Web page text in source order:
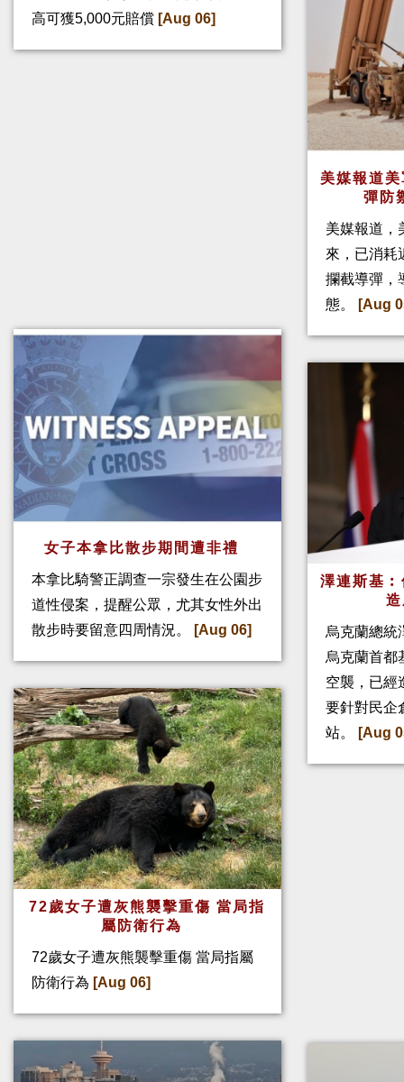
高可獲5,000元賠償 [Aug 06]
女子本拿比散步期間遭非禮
本拿比騎警正調查一宗發生在公園步
道性侵案，提醒公眾，尤其女性外出
散步時要留意四周情況。
[Aug 06]
72歲女子遭灰熊襲擊重傷 當局指
屬防衛行為
72歲女子遭灰熊襲擊重傷 當局指屬
防衛行為 [Aug 06]
美媒報道
彈防
美媒報道，
來，已消耗
攔截導彈，
態。
[Aug
澤連斯基
烏克蘭總統
烏克蘭首都
空襲，已經
要針對民企
站。
[Aug